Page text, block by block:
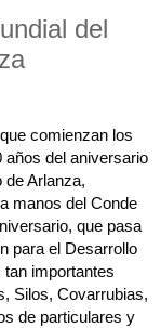
del
comienzan los
años del aniversario
de Arlanza,
manos del Conde
que pasa
para el Desarrollo
importantes
Silos, Covarrubias,
de particulares y